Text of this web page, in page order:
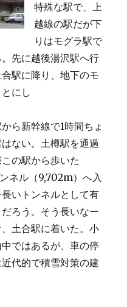
特殊な駅で、上
越線の駅だが下
りはモグラ駅で
先に越後湯沢駅へ行
駅に降り、地下のモ
にし
ら新幹線で1時間ちょ
ない。土樽駅を通過
の駅から歩いた
ネル（9,702m）へ入
いトンネルとして有
ろう。そう長いなー
土合駅に着いた。小
ではあるが、車の停
代的で積雪対策の建